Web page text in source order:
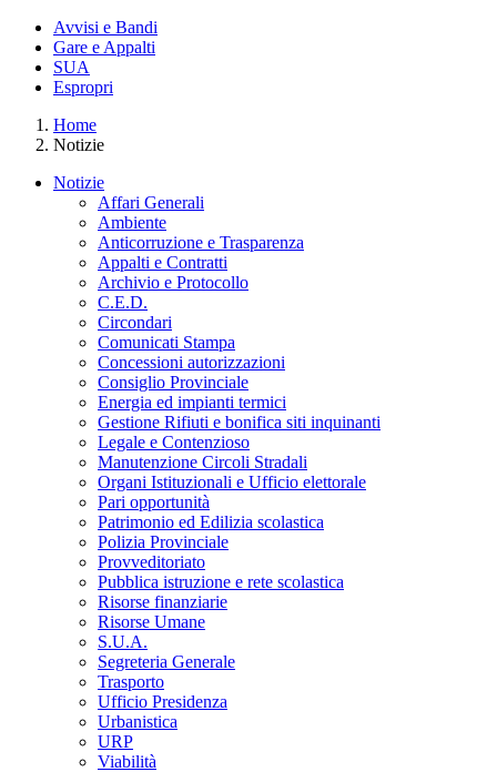
Avvisi e Bandi
Gare e Appalti
SUA
Espropri
Home
Notizie
Notizie
Affari Generali
Ambiente
Anticorruzione e Trasparenza
Appalti e Contratti
Archivio e Protocollo
C.E.D.
Circondari
Comunicati Stampa
Concessioni autorizzazioni
Consiglio Provinciale
Energia ed impianti termici
Gestione Rifiuti e bonifica siti inquinanti
Legale e Contenzioso
Manutenzione Circoli Stradali
Organi Istituzionali e Ufficio elettorale
Pari opportunità
Patrimonio ed Edilizia scolastica
Polizia Provinciale
Provveditoriato
Pubblica istruzione e rete scolastica
Risorse finanziarie
Risorse Umane
S.U.A.
Segreteria Generale
Trasporto
Ufficio Presidenza
Urbanistica
URP
Viabilità